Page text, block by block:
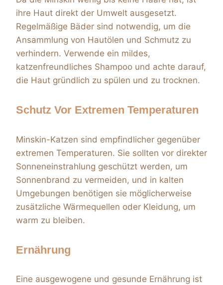
ihre Haut direkt der Umwelt ausgesetzt.
Regelmäßige Bäder sind notwendig, um die
Ansammlung von Hautölen und Schmutz zu
verhindern. Verwende ein mildes,
katzenfreundliches Shampoo und achte darauf,
die Haut gründlich zu spülen und zu trocknen.
Schutz Vor Extremen Temperaturen
Minskin-Katzen sind empfindlicher gegenüber
extremen Temperaturen. Sie sollten vor direkter
Sonneneinstrahlung geschützt werden, um
Sonnenbrand zu vermeiden, und in kalten
Umgebungen benötigen sie möglicherweise
zusätzliche Wärmequellen oder Kleidung, um
warm zu bleiben.
Ernährung
Eine ausgewogene und gesunde Ernährung ist